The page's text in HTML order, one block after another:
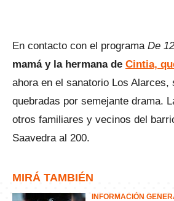
En contacto con el programaDe
mamá y la hermana de Cintia,
ahora en el sanatorio Los Alarces,
quebradas por semejante drama.
otros familiares y vecinos del
Saavedra al 200.
MIRÁ TAMBIÉN
INFORMACIÓN